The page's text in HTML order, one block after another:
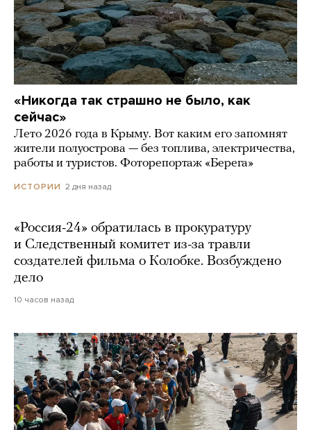
«Никогда так страшно не было, как
сейчас»
Лето 2026 года в Крыму. Вот каким его запомнят
жители полуострова — без топлива, электричества,
работы и туристов. Фоторепортаж «Берега»
ИСТОРИИ 2 дня назад
«Россия-24» обратилась в прокуратуру
и Следственный комитет из-за травли
создателей фильма о Колобке. Возбуждено
дело
10 часов назад